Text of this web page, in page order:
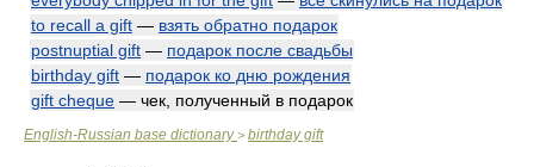
to recall a gift — взять обратно подарок
postnuptial gift — подарок после свадьбы
birthday gift — подарок ко дню рождения
gift cheque — чек, полученный в подарок
English-Russian base dictionary> birthday gift